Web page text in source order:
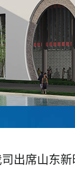
出席山东